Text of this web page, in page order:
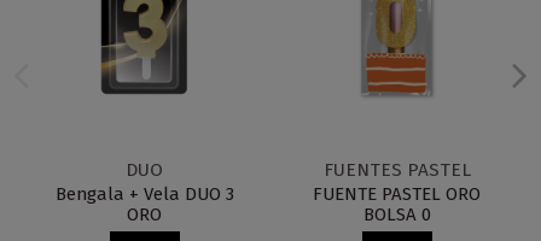
DUO
Bengala + Vela DUO 3
ORO
FUENTES PASTEL
FUENTE PASTEL ORO
BOLSA 0